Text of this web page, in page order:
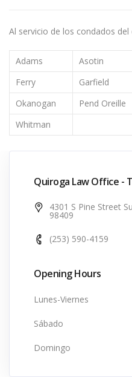
Al servicio de los condados
Adams Asotin
Ferry
Garfield
Okanogan
Pend Oreille
Whitman
Quiroga Law Office -
4301 S Pine Street
98409
(253) 590-4159
Opening Hours
Lunes-Viernes
Sábado
Domingo